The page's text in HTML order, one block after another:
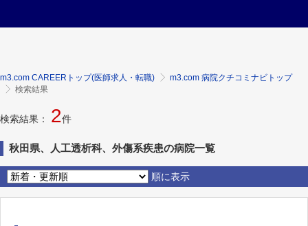
m3.com CAREERトップ(医師求人・転職)
m3.com 病院クチコミナビトップ
検索結果
検索結果： 2件
秋田県、人工透析科、外傷系疾患の病院一覧
順に表示